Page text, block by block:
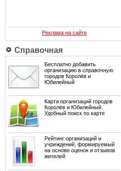
Реклама на сайте
Справочная
Бесплатно добавить
организацию в справочную
городов Королёв и
Юбилейный
Карта организаций городов
Королёв и Юбилейный.
Удобный поиск по карте
Рейтинг организаций и
учреждений, формируемый
на основе оценок и отзывов
жителей